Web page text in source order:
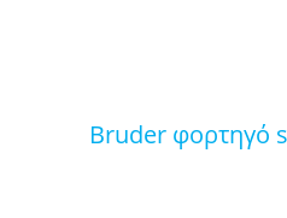
bruder φορτηγό